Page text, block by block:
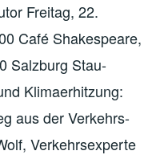
Freitag, 22.
Café Shakespeare,
Salzburg Stau-
Klimaerhitzung:
aus der Verkehrs-
Verkehrsexperte